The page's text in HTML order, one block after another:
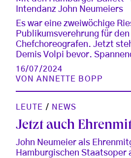
Intendanz John Neumeiers
Es war eine zweiwöchige
Publikumsverehrung für
Chefchoreografen. Jetzt
Demis Volpi bevor.
16/07/2024
VONANNETTE BOPP
LEUTE / NEWS
Jetzt auch
John Neumeier als
Hamburgischen Staatsoper